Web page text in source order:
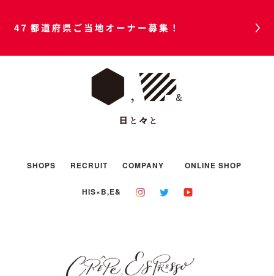
SHOPS RECRUIT COMPANY ONLINE SHOP
HIS×B,E&